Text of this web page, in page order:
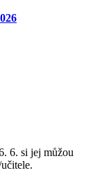
6. si jej můžou